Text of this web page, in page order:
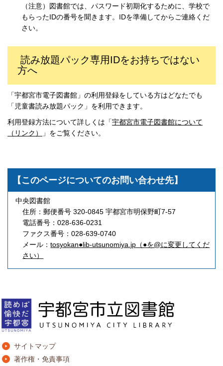
（注意）図書館では、パスワード初期化するために、学校で
もらったIDの番号を聞きます。IDを準備してからご連絡くだ
さい。
読み放題パック専用IDをお持ちではない
方へ
「宇都宮市電子図書館」の利用登録をしている方はどなたでも
「児童書読み放題パック」を利用できます。
利用登録方法について詳しくは「宇都宮市電子図書館について
（リンク）
」をご覧ください。
【このページについてのお問い合わせ先】
中央図書館
住所：郵便番号 320-0845 宇都宮市明保野町7-57
電話番号：028-636-0231
ファクス番号：028-639-0740
メール：tosyokan●lib-utsunomiya.jp（●を@に変更してくだ
さい）
サイトマップ
著作権・免責事項